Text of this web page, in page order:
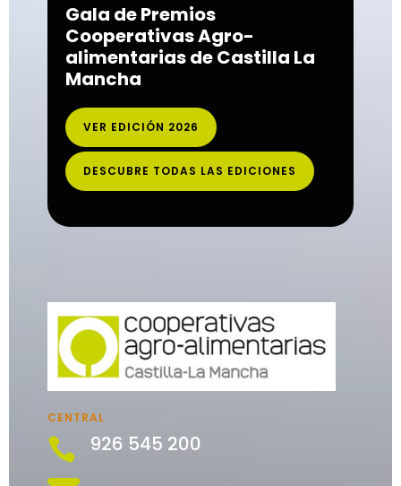
Gala de Premios
Cooperativas Agro-
alimentarias de Castilla La
Mancha
VER EDICIÓN 2026
DESCUBRE TODAS LAS EDICIONES
CENTRAL
 926 545 200